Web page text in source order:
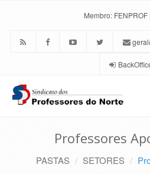
Membro: FENPROF
Professores
PASTAS SETORES